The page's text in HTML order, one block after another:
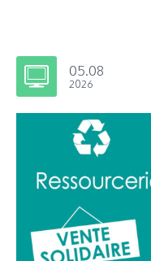
05.08
2026